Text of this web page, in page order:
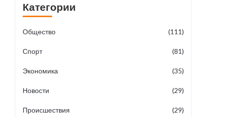
Категории
Общество (111)
Спорт (81)
Экономика (35)
Новости (29)
Происшествия (29)